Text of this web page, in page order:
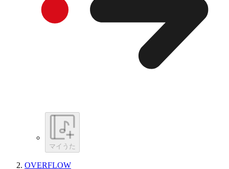
マイうた
OVERFLOW